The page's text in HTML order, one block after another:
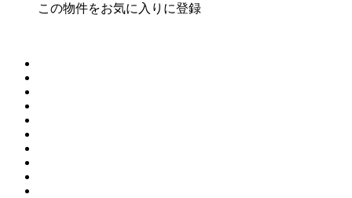
この物件をお気に入りに登録